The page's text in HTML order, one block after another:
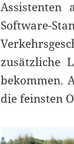
Assistenten
Software-
zusätzliche
bekommen.
die feinsten